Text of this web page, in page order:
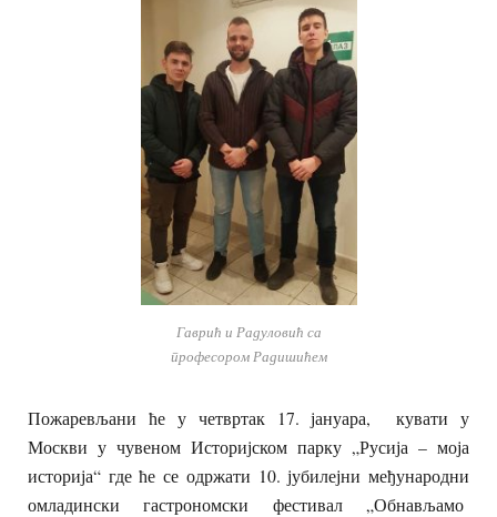
Гаврић и Радуловић са
професором Радишићем
Пожаревљани ће у четвртак 17. јануара, кувати у
Москви у чувеном Историјском парку „Русија – моја
историја“ где ће се одржати 10. јубилејни међународни
омладински гастрономски фестивал „Обнављамо